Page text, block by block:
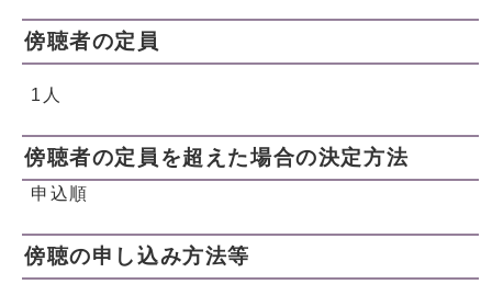
傍聴者の定員
1人
傍聴者の定員を超えた場合の決定方法
申込順
傍聴の申し込み方法等